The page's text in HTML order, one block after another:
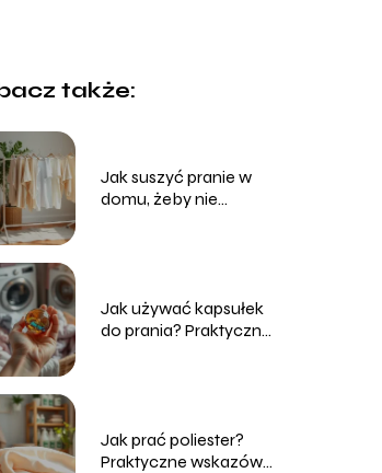
także:
Jak suszyć pranie w
domu, żeby nie
Jak używać kapsułek
do prania? Praktyczny
Jak prać poliester?
Praktyczne wskazówki